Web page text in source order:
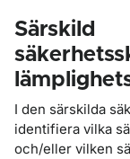
Särskild
I den särskilda
identifiera vilka
och/eller vilken